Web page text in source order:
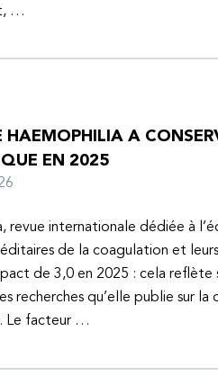
…
HAEMOPHILIA A
EN 2025
revue internationale dédiée à
de la coagulation et
de 3,0 en 2025 : cela reflète
recherches qu’elle publie sur
Le facteur …